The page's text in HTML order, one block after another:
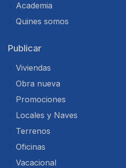
Academia
Quines somos
Publicar
Viviendas
Obra nueva
Promociones
Locales y Naves
Terrenos
Oficinas
Vacacional